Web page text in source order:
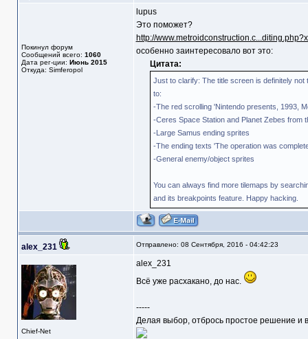
Покинул форум
Сообщений всего: 1060
Дата рег-ции: Июнь 2015
Откуда: Simferopol
lupus
Это поможет?
http://
особенно заинтересовало вот это:
Цитата:
Just to clarify: The title screen is definitely not
to:
-The red scrolling 'Nintendo presents, 1993,
-Ceres Space Station and Planet Zebes from
-Large Samus ending sprites
-The ending texts 'The operation was
-General enemy/object sprites
You can always find more tilemaps by
and its breakpoints feature. Happy hacking.
alex_231 Отправлено: 08 Сентября, 2016 - 04:42:23
Chief-Net
alex_231
Всё уже расхакано, до нас.
-----
Делая выбор, отбрось простое решение и